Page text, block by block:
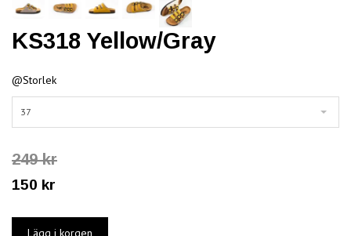
KS318 Yellow/Gray
@Storlek
37
249 kr
150 kr